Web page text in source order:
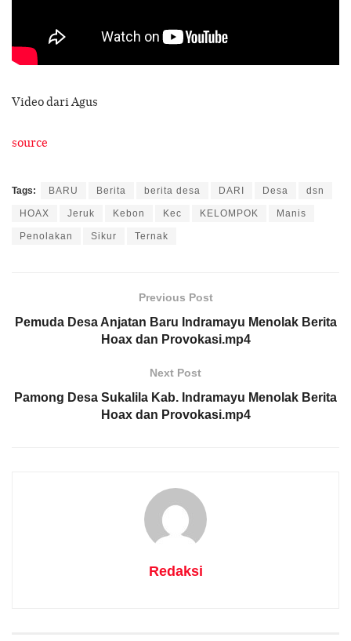
Video dari Agus
source
Tags: BARU Berita berita desa DARI Desa dsn
HOAX Jeruk Kebon Kec KELOMPOK Manis
Penolakan Sikur Ternak
Previous Post
Pemuda Desa Anjatan Baru Indramayu Menolak Berita
Hoax dan Provokasi.mp4
Next Post
Pamong Desa Sukalila Kab. Indramayu Menolak Berita
Hoax dan Provokasi.mp4
Redaksi